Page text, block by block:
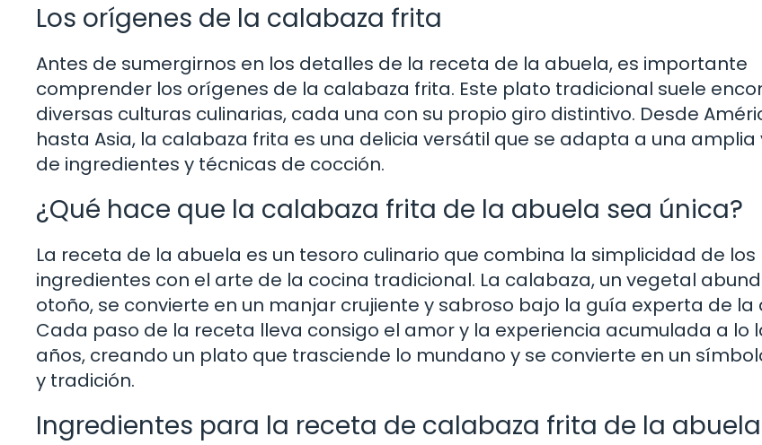
Los orígenes de la calabaza frita
Antes de sumergirnos en los detalles de la receta de la abuela, es importante
comprender los orígenes de la calabaza frita. Este plato tradicional suele
diversas culturas culinarias, cada una con su propio giro distintivo. Desde
hasta Asia, la calabaza frita es una delicia versátil que se adapta a una
de ingredientes y técnicas de cocción.
¿Qué hace que la calabaza frita de la abuela sea única?
La receta de la abuela es un tesoro culinario que combina la simplicidad de los
ingredientes con el arte de la cocina tradicional. La calabaza, un vegetal
otoño, se convierte en un manjar crujiente y sabroso bajo la guía experta de la
Cada paso de la receta lleva consigo el amor y la experiencia acumulada a lo
años, creando un plato que trasciende lo mundano y se convierte en un
y tradición.
Ingredientes para la receta de calabaza frita de la abuela